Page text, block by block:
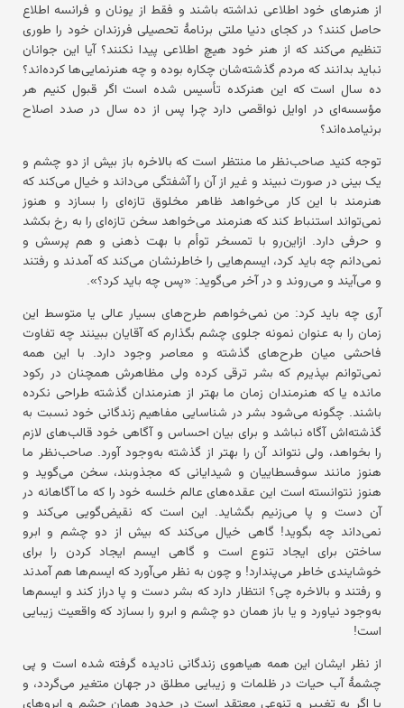
از هنرهای خود اطلاعی نداشته باشند و فقط از یونان و فرانسه اطلاع
حاصل کنند؟ در کجای دنیا ملتی برنامهٔ تحصیلی فرزندان خود را طوری
تنظیم می‌کند که از هنر خود هیچ اطلاعی پیدا نکنند؟ آیا این جوانان
نباید بدانند که مردم گذشته‌شان چکاره بوده و چه هنرنمایی‌ها کرده‌اند؟
ده سال است که این هنرکده تأسیس شده است اگر قبول کنیم هر
مؤسسه‌ای در اوایل نواقصی دارد چرا پس از ده سال در صدد اصلاح
برنیامده‌اند؟
توجه کنید صاحب‌نظر ما منتظر است که بالاخره باز بیش از دو چشم و
یک بینی در صورت نبیند و غیر از آن را آشفتگی می‌داند و خیال می‌کند که
هنرمند با این کار می‌خواهد ظاهر مخلوق تازه‌ای را بسازد و هنوز
نمی‌تواند استنباط کند که هنرمند می‌خواهد سخن تازه‌ای را به رخ بکشد
و حرفی دارد. ازاین‌رو با تمسخر توأم با بهت ذهنی و هم پرسش و
نمی‌دانم چه باید کرد، ایسم‌هایی را خاطرنشان می‌کند که آمدند و رفتند
و می‌آیند و می‌روند و در آخر می‌گوید: «پس چه باید کرد؟».
آری چه باید کرد: من نمی‌خواهم طرح‌های بسیار عالی یا متوسط این
زمان را به عنوان نمونه جلوی چشم بگذارم که آقایان ببینند چه تفاوت
فاحشی میان طرح‌های گذشته و معاصر وجود دارد. با این همه
نمی‌توانم بپذیرم که بشر ترقی کرده ولی مظاهرش همچنان در رکود
مانده یا که هنرمندان زمان ما بهتر از هنرمندان گذشته طراحی نکرده
باشند. چگونه می‌شود بشر در شناسایی مفاهیم زندگانی خود نسبت به
گذشته‌اش آگاه نباشد و برای بیان احساس و آگاهی خود قالب‌های لازم
را بخواهد، ولی نتواند آن را بهتر از گذشته به‌وجود آورد. صاحب‌نظر ما
هنوز مانند سوفسطاییان و شیدایانی که مجذوبند، سخن می‌گوید و
هنوز نتوانسته است این عقده‌های عالم خلسه خود را که ما آگاهانه در
آن دست و پا می‌زنیم بگشاید. این است که نقیض‌گویی می‌کند و
نمی‌داند چه بگوید! گاهی خیال می‌کند که بیش از دو چشم و ابرو
ساختن برای ایجاد تنوع است و گاهی ایسم ایجاد کردن را برای
خوشایندی خاطر می‌پندارد! و چون به نظر می‌آورد که ایسم‌ها هم آمدند
و رفتند و بالاخره چی؟ انتظار دارد که بشر دست و پا دراز کند و ایسم‌ها
به‌وجود نیاورد و یا باز همان دو چشم و ابرو را بسازد که واقعیت زیبایی
است!
از نظر ایشان این همه هیاهوی زندگانی نادیده گرفته شده است و پی
چشمهٔ آب حیات در ظلمات و زیبایی مطلق در جهان متغیر می‌گردد، و
یا اگر به تغییر و تنوعی معتقد است در حدود همان چشم و ابروهای